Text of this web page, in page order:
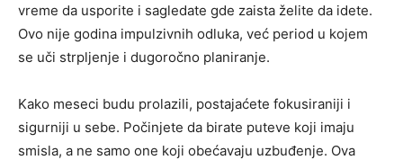
vreme da usporite i sagledate gde zaista želite da idete.
Ovo nije godina impulzivnih odluka, već period u kojem
se uči strpljenje i dugoročno planiranje.
Kako meseci budu prolazili, postajaćete fokusiraniji i
sigurniji u sebe. Počinjete da birate puteve koji imaju
smisla, a ne samo one koji obećavaju uzbuđenje. Ova